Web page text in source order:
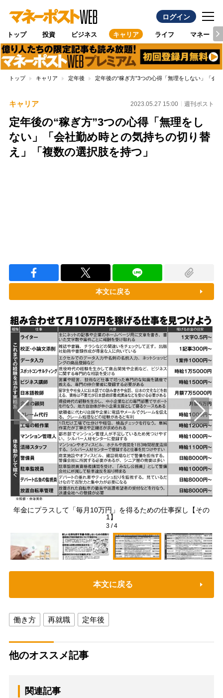
ログイン
トップ 投資 ビジネス キャリア ライフ マネー
トップ キャリア 定年後 定年後の“稼ぎ方”3つの心得「無理をしない」「会
キャリア 2023.05.27 15:00 週刊ポスト
定年後の“稼ぎ方”3つの心得「無理をし
ない」「会社勤め時との気持ちの切り替
え」「複数の選択肢を持つ」
本文に戻る
年金にプラスして「毎月10万円」を得るための仕事探し【その
1】
3/4
本文に戻る
働き方 再就職 定年後
他のオススメ記事
関連記事